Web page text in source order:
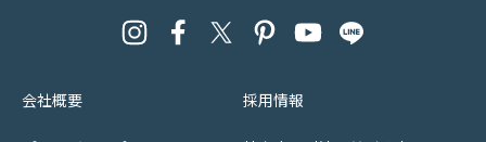
会社概要 採用情報